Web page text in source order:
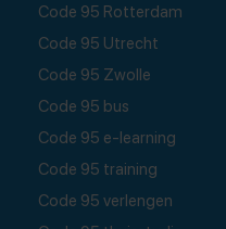
Code 95 Rotterdam
Code 95 Utrecht
Code 95 Zwolle
Code 95 bus
Code 95 e-learning
Code 95 training
Code 95 verlengen